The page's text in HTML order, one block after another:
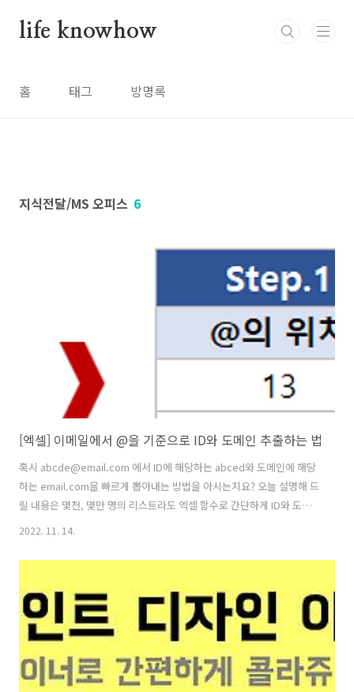
life knowhow
홈 태그 방명록
지식전달/MS 오피스 6
[엑셀] 이메일에서 @을 기준으로 ID와 도메인 추출하는 법
혹시 abcde@email.com 에서 ID에 해당하는 abced와 도메인에 해당
하는 email.com을 빠르게 뽑아내는 방법을 아시는지요? 오늘 설명해 드
릴 내용은 몇천, 몇만 명의 리스트라도 엑셀 함수로 간단하게 ID와 도메
인을 추출해 내는 방법을 알려드리겠습니다. 이메일에서 @을 기준으로
다. 저같은 경우 어도비 AEM에 사용자 등록을 해줄 때 회사 이메일을 가
는데요. 이때 사용하는 방법이 지금 소개해 드리는 내용입니다. 방법을
알고 나면 간단한데 @이 어느 인덱스에 있는지 뽑아낸 다음, 왼쪽 값을
구하기 위해 left 함수, 오른쪽 도메인 값을 뽑아내기 위해..
2022. 11. 14.